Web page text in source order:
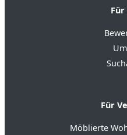
Für
Für
Möblierte